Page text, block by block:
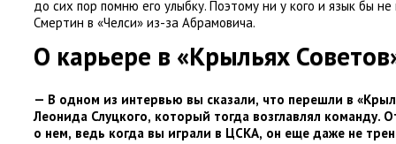
до сих пор помню его улыбку. Поэтому ни у кого и язык бы не
Смертин в «Челси» из-за Абрамовича.
О карьере в «Крыльях
— В одном из интервью вы сказали, что перешли в
Леонида Слуцкого, который тогда возглавлял команду.
о нем, ведь когда вы играли в ЦСКА, он еще даже не